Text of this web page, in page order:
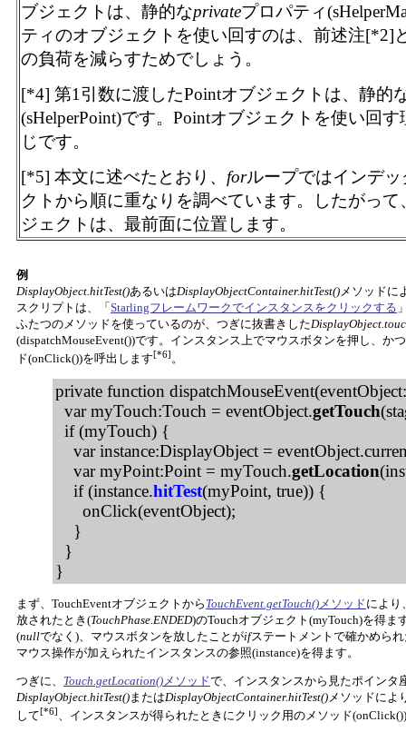
ブジェクトは、静的なprivateプロパティ
ティのオブジェクトを使い回すのは、前述注[*2]
の負荷を減らすためでしょう。
[*4] 第1引数に渡したPointオブジェクトは、静的
(sHelperPoint)です。Pointオブジェクトを使い回
じです。
[*5] 本文に述べたとおり、 forループではインデ
クトから順に重なりを調べています。したがっ
ジェクトは、最前面に位置します。
例
DisplayObject.hitTest()あるいはDisplayObjectContainer.hitTest() メソッドに
スクリプトは、「 Starlingフレームワークでインスタンスをクリックする
ふたつのメソッドを使っているのが、つぎに抜書きした
(dispatchMouseEvent())です。インスタンス上でマウスボタンを押し、か
ド(onClick())を呼出します[*6]。
private function
var myTouch:Touch = eventObject.getTouch
if (myTouch) {
var instance:DisplayObject =
var myPoint:Point = myTouch.getLocation
if (instance.hitTest(myPoint, true)) {
onClick(eventObject);
}
}
}
まず、TouchEventオブジェクトから TouchEvent.getTouch()メソッドにより
放されたとき(TouchPhase.ENDED)のTouchオブジェクト(myTouch)を得
(nullでなく)、マウスボタンを放したことがifステートメントで確かめら
マウス操作が加えられたインスタンスの参照(instance)を得ます。
つぎに、 Touch.getLocation()メソッドで、インスタンスから見たポインタ
DisplayObject.hitTest()またはDisplayObjectContainer.hitTest()メソッドによ
して[*6]、インスタンスが得られたときにクリック用のメソッド